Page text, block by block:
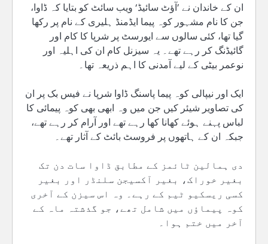
ان کے خاندان نے ’آؤٹ سائیڈ‘ ویب سائٹ کو بتایا کہ ڈاوا،
جن کا نام مشہور کوہ پیما ایڈمنڈ ہلیری کے نام پر رکھا
گیا تھا، کئی سالوں سے ایورسٹ پر شرپا کا کام اور
گائیڈنگ کر رہے تھے۔ یہ سیزنل کام ان کی اہلیہ اور
نوعمر بیٹی کے لیے آمدنی کا اہم ذریعہ تھا۔
ایک اور نیپالی کوہ پیما پاسنگ ڈاوا شرپا نے فیس بک پر ان
کی تصاویر شیئر کیں جن میں وہ ابھی بھی کوہ پیمائی کا
لباس پہنے ہوئے کھانا کھا رہے تھے اور آرام کر رہے تھے،
جبکہ ان کے ہاتھوں پر فروسٹ بائٹ کے آثار تھے۔
دی ہمالین ٹائمز کے مطابق ڈاوا سات دن تک
بغیر خوراک، بغیر آکسیجن سلنڈر اور بغیر
کسی ریسکیو ٹیم کے رہے۔ وہ اس سیزن کے آخری
کوہ پیماؤں میں شامل تھے، جو گذشتہ ماہ کے
آخر میں ختم ہوا۔